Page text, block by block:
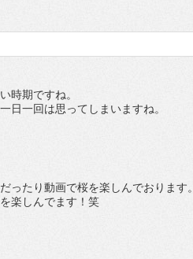
時期ですね。
日一回は思ってしまいますね。
ったり動画で桜を楽しんでおります。
楽しんでます！笑